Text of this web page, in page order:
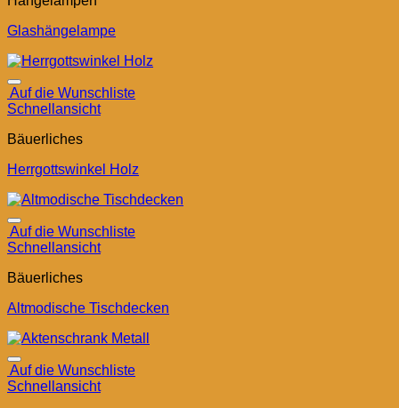
Glashängelampe
Auf die Wunschliste
Schnellansicht
Bäuerliches
Herrgottswinkel Holz
Auf die Wunschliste
Schnellansicht
Bäuerliches
Altmodische Tischdecken
Auf die Wunschliste
Schnellansicht